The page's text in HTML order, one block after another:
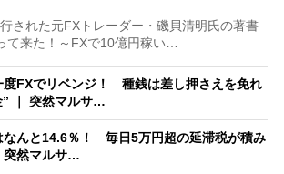
された元FXトレーダー・磯貝清明氏の著書
て来た！～FXで10億円稼い…
度FXでリベンジ！ 種銭は差し押さえを免れ
” ｜ 突然マルサ…
なんと14.6％！ 毎日5万円超の延滞税が積み
突然マルサ…